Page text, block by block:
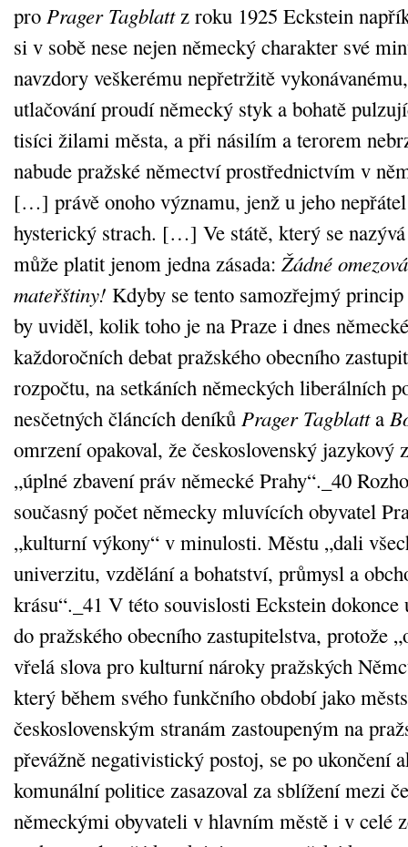
pro Prager Tagblattz roku 1925 Eckstein
si v sobě nese nejen německý charakter své
navzdory veškerému nepřetržitě
utlačování proudí německý styk a bohatě
tisíci žilami města, a při násilím a terorem
nabude pražské němectví prostřednictvím v
[…] právě onoho významu, jenž u jeho
hysterický strach. […] Ve státě, který se
může platit jenom jedna zásada: Žádné
mateřštiny! Kdyby se tento samozřejmý
by uviděl, kolik toho je na Praze i dnes
každoročních debat pražského obecního
rozpočtu, na setkáních německých liberálních
nesčetných článcích deníků Prager Tagblatta
omrzení opakoval, že československý jazykový
„úplné zbavení práv německé Prahy“._40
současný počet německy mluvících obyvatel
„kulturní výkony“ v minulosti. Městu „dali
univerzitu, vzdělání a bohatství, průmysl a
krásu“._41 V této souvislosti Eckstein
do pražského obecního zastupitelstva, protože
vřelá slova pro kulturní nároky pražských
který během svého funkčního období jako
československým stranám zastoupeným na
převážně negativistický postoj, se po ukončení
komunální politice zasazoval za sblížení mezi
německými obyvateli v hlavním městě i v celé